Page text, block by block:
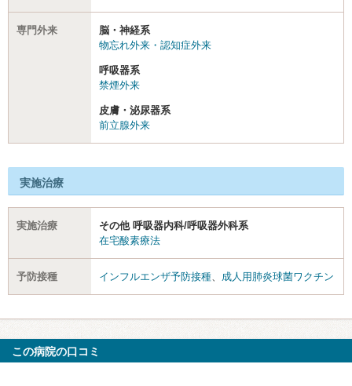
専門外来
脳・神経系
物忘れ外来・認知症外来
呼吸器系
禁煙外来
皮膚・泌尿器系
前立腺外来
実施治療
実施治療
その他 呼吸器内科/呼吸器外科系
在宅酸素療法
予防接種 インフルエンザ予防接種 成人用肺炎球菌ワクチン
この病院の口コミ